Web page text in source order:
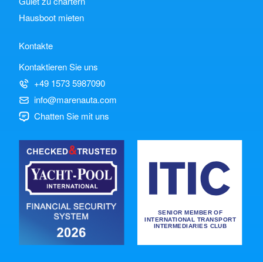
Hausboot mieten
Kontakte
Kontaktieren Sie uns
+49 1573 5987090
info@marenauta.com
Chatten Sie mit uns